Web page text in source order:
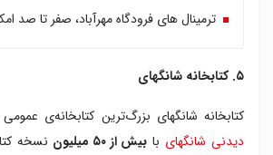
ترمینال های فرودگاه مهرآباد، صفر تا صد
۵. کتابخانه شانگهای
کتابخانه شانگهای بزرگ‌ترین کتابخانه‌ی
دیدنی شانگهای با بیش از ۵۰ میلیون
نسخه